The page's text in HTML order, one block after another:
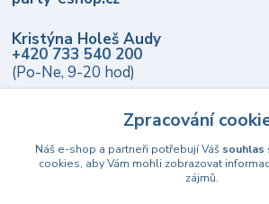
Kristýna Holeš Audy
+420 733 540 200
(Po-Ne, 9-20 hod)
Zpracování
Náš e-shop a partneři potřebují Váš souhlas
cookies, aby Vám mohli zobrazovat
zájmů.